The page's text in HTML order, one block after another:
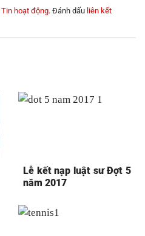
Tin hoạt động. Đánh dấu liên kết
Lễ kết nạp luật sư Đợt 5
năm 2017